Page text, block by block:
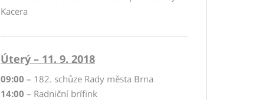
Kacera
Úterý – 11. 9. 2018
09:00 – 182. schůze Rady města Brna
14:00 – Radniční brífink